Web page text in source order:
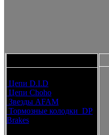
Цепи D.I.D
Цепи Choho
Звезды AFAM
Тормозные колодки DP
Brakes